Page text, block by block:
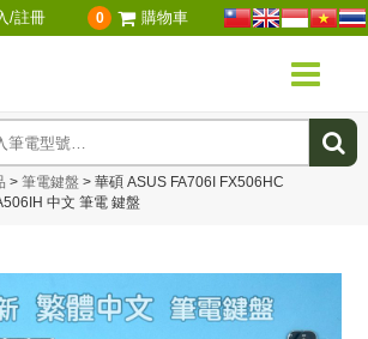
/註冊 0 購物車
> 筆電鍵盤 > 華碩 ASUS FA706I FX506HC
中文 筆電 鍵盤